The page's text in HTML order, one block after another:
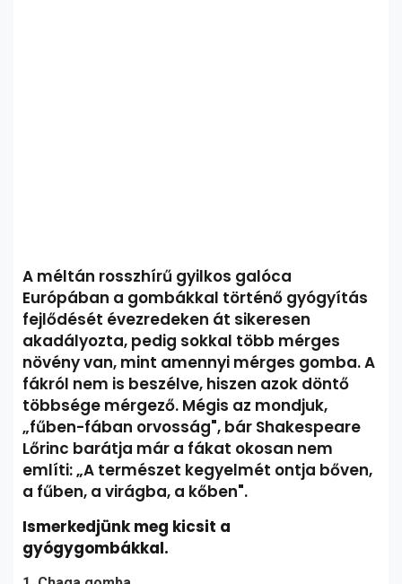
A méltán rosszhírű gyilkos galóca
Európában a gombákkal történő gyógyítás
fejlődését évezredeken át sikeresen
akadályozta, pedig sokkal több mérges
növény van, mint amennyi mérges gomba. A
fákról nem is beszélve, hiszen azok döntő
többsége mérgező. Mégis az mondjuk,
„fűben-fában orvosság", bár Shakespeare
Lőrinc barátja már a fákat okosan nem
említi: „A természet kegyelmét ontja bőven,
a fűben, a virágba, a kőben".
Ismerkedjünk meg kicsit a
gyógygombákkal.